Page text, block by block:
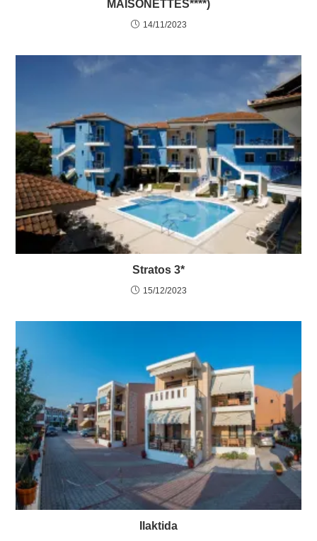
MAISONETTES****)
14/11/2023
Stratos 3*
15/12/2023
Ilaktida